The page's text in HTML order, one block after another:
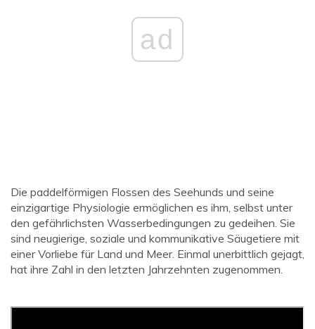
ad
Die paddelförmigen Flossen des Seehunds und seine
einzigartige Physiologie ermöglichen es ihm, selbst unter
den gefährlichsten Wasserbedingungen zu gedeihen. Sie
sind neugierige, soziale und kommunikative Säugetiere mit
einer Vorliebe für Land und Meer. Einmal unerbittlich gejagt,
hat ihre Zahl in den letzten Jahrzehnten zugenommen.